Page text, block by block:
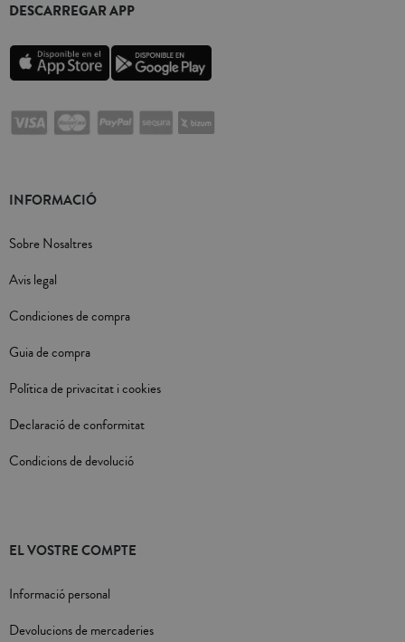
DESCARREGAR APP
INFORMACIÓ
Sobre Nosaltres
Avis legal
Condiciones de compra
Guia de compra
Política de privacitat i cookies
Declaració de conformitat
Condicions de devolució
EL VOSTRE COMPTE
Informació personal
Devolucions de mercaderies